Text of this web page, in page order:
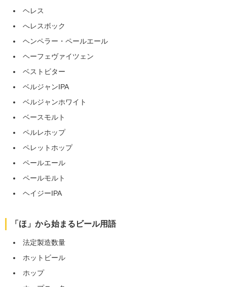
ヘレス
へレスボック
ヘンペラー・ペールエール
ヘーフェヴァイツェン
ベストビター
ベルジャンIPA
ベルジャンホワイト
ベースモルト
ペルレホップ
ペレットホップ
ペールエール
ペールモルト
ヘイジーIPA
「ほ」から始まるビール用語
法定製造数量
ホットビール
ホップ